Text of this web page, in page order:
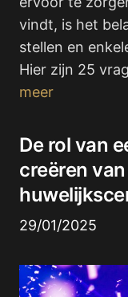
vindt, is het
stellen en
Hier zijn 25
meer
De rol van
creëren
29/01/2025